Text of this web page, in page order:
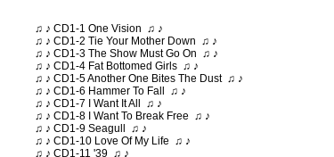
♫ ♪ CD1-1 One Vision ♫ ♪
♫ ♪ CD1-2 Tie Your Mother Down ♫ ♪
♫ ♪ CD1-3 The Show Must Go On ♫ ♪
♫ ♪ CD1-4 Fat Bottomed Girls ♫ ♪
♫ ♪ CD1-5 Another One Bites The Dust ♫ ♪
♫ ♪ CD1-6 Hammer To Fall ♫ ♪
♫ ♪ CD1-7 I Want It All ♫ ♪
♫ ♪ CD1-8 I Want To Break Free ♫ ♪
♫ ♪ CD1-9 Seagull ♫ ♪
♫ ♪ CD1-10 Love Of My Life ♫ ♪
♫ ♪ CD1-11 '39 ♫ ♪